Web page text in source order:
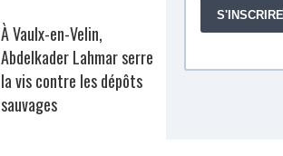
À Vaulx-en-Velin,
Abdelkader Lahmar serre
la vis contre les dépôts
sauvages